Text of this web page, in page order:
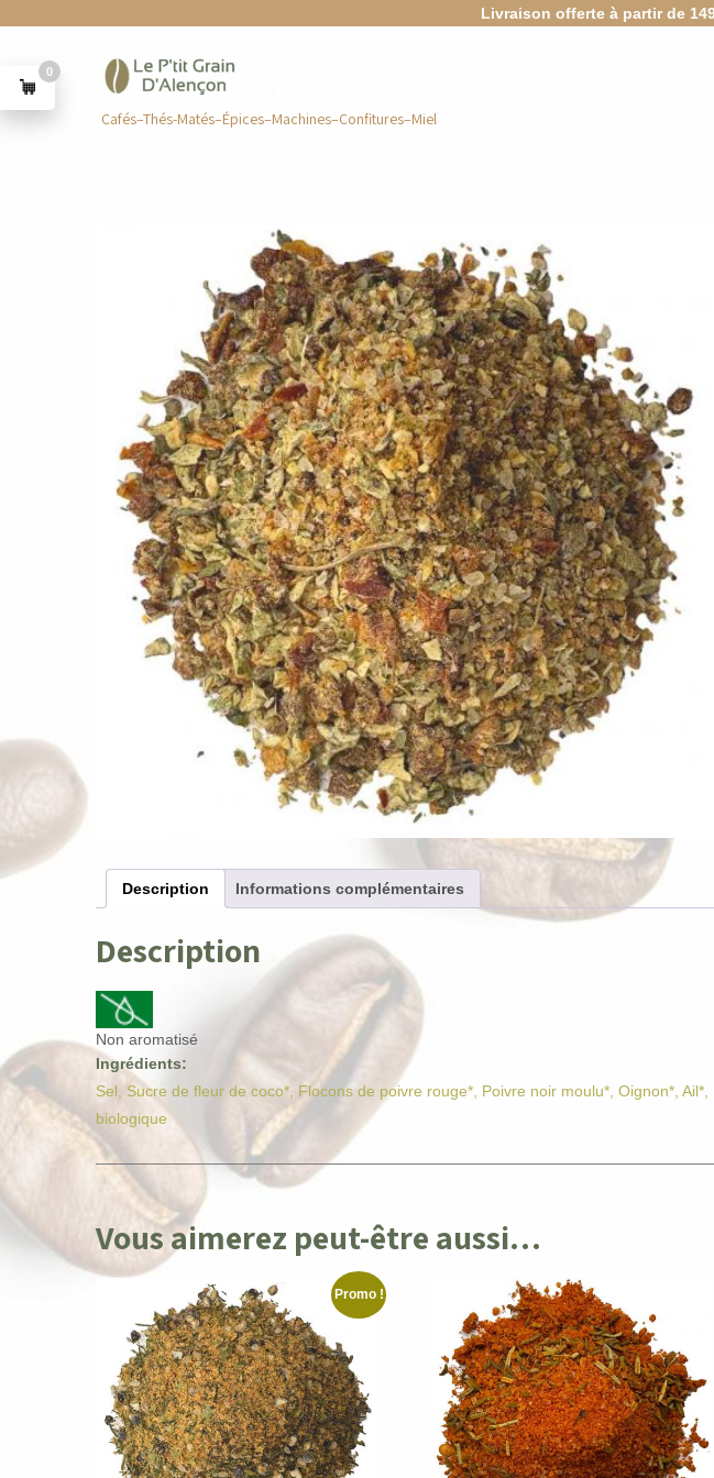
Livraison offerte à partir de
Cafés–Thés-Matés–Épices–Machines–Confitures–Miel
Description Informations complémentaires
Description
Non aromatisé
Ingrédients:
Sel, Sucre de fleur de coco*, Flocons de poivre rouge*, Poivre noir moulu*, Oignon*,
biologique
Vous aimerez peut-être aussi…
Promo !
0